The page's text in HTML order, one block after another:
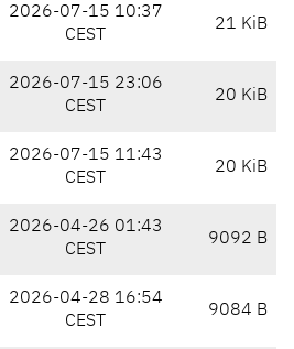
2026-07-15 10:37
CEST
21 KiB
2026-07-15 23:06
CEST
20 KiB
2026-07-15 11:43
CEST
20 KiB
2026-04-26 01:43
CEST
9092 B
2026-04-28 16:54
CEST
9084 B